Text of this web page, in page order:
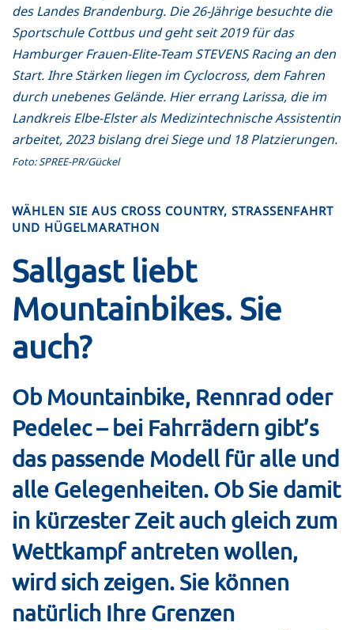
des Landes Brandenburg. Die 26-Jährige besuchte die
Sportschule Cottbus und geht seit 2019 für das
Hamburger Frauen-Elite-Team STEVENS Racing an den
Start. Ihre Stärken liegen im Cyclocross, dem Fahren
durch unebenes Gelände. Hier errang Larissa, die im
Landkreis Elbe-Elster als Medizintechnische Assistentin
arbeitet, 2023 bislang drei Siege und 18 Platzierungen.
Foto: SPREE-PR/Gückel
WÄHLEN SIE AUS CROSS COUNTRY, STRASSENFAHRT U
ND HÜGELMARATHON
Sallgast liebt
Mountainbikes. Sie
auch?
Ob Mountainbike, Rennrad oder
Pedelec – bei Fahrrädern gibt’s
das passende Modell für alle und
alle Gelegenheiten. Ob Sie damit
in kürzester Zeit auch gleich zum
Wettkampf antreten wollen,
wird sich zeigen. Sie können
natürlich Ihre Grenzen